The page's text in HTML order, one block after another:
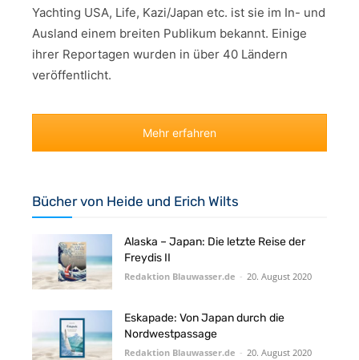
Yachting USA, Life, Kazi/Japan etc. ist sie im In- und
Ausland einem breiten Publikum bekannt. Einige
ihrer Reportagen wurden in über 40 Ländern
veröffentlicht.
Mehr erfahren
Bücher von Heide und Erich Wilts
Alaska – Japan: Die letzte Reise der
Freydis II
Redaktion Blauwasser.de - 20. August 2020
Eskapade: Von Japan durch die
Nordwestpassage
Redaktion Blauwasser.de - 20. August 2020